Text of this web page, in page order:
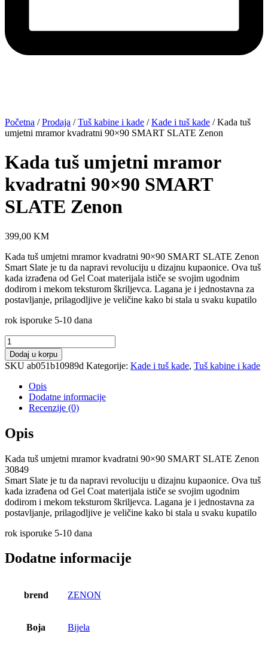
Početna /Prodaja /Tuš kabine i kade /Kade i tuš kade / Kada tuš
umjetni mramor kvadratni 90×90 SMART SLATE Zenon
Kada tuš umjetni mramor
kvadratni 90×90 SMART
SLATE Zenon
399,00 KM
Kada tuš umjetni mramor kvadratni 90×90 SMART SLATE Zenon
Smart Slate je tu da napravi revoluciju u dizajnu kupaonice. Ova tuš
kada izrađena od Gel Coat materijala ističe se svojim ugodnim
dodirom i mekom teksturom škriljevca. Lagana je i jednostavna za
postavljanje, prilagodljive je veličine kako bi stala u svaku kupatilo
rok isporuke 5-10 dana
Kada
tuš
umjetni
mramor
kvadratni
90×90
SMART
SLATE
Zenon
količina
Dodaj u korpu
SKU ab051b10989d Kategorije: Kade i tuš kade, Tuš kabine i kade
Opis
Dodatne informacije
Recenzije (0)
Opis
Kada tuš umjetni mramor kvadratni 90×90 SMART SLATE Zenon
30849
Smart Slate je tu da napravi revoluciju u dizajnu kupaonice. Ova tuš
kada izrađena od Gel Coat materijala ističe se svojim ugodnim
dodirom i mekom teksturom škriljevca. Lagana je i jednostavna za
postavljanje, prilagodljive je veličine kako bi stala u svaku kupatilo
rok isporuke 5-10 dana
Dodatne informacije
brend ZENON
Boja Bijela